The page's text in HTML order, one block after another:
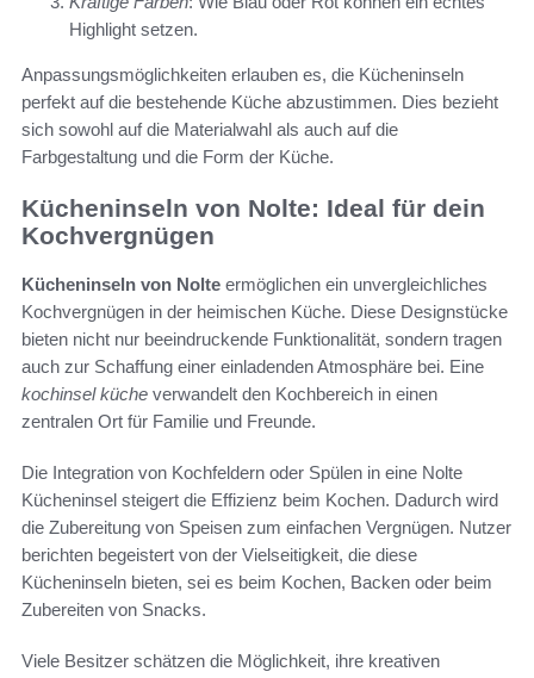
Highlight setzen.
Anpassungsmöglichkeiten erlauben es, die Kücheninseln
perfekt auf die bestehende Küche abzustimmen. Dies bezieht
sich sowohl auf die Materialwahl als auch auf die
Farbgestaltung und die Form der Küche.
Kücheninseln von Nolte: Ideal für dein
Kochvergnügen
Kücheninseln von Nolte ermöglichen ein unvergleichliches
Kochvergnügen in der heimischen Küche. Diese Designstücke
bieten nicht nur beeindruckende Funktionalität, sondern tragen
auch zur Schaffung einer einladenden Atmosphäre bei. Eine
kochinsel küche verwandelt den Kochbereich in einen
zentralen Ort für Familie und Freunde.
Die Integration von Kochfeldern oder Spülen in eine Nolte
Kücheninsel steigert die Effizienz beim Kochen. Dadurch wird
die Zubereitung von Speisen zum einfachen Vergnügen. Nutzer
berichten begeistert von der Vielseitigkeit, die diese
Kücheninseln bieten, sei es beim Kochen, Backen oder beim
Zubereiten von Snacks.
Viele Besitzer schätzen die Möglichkeit, ihre kreativen